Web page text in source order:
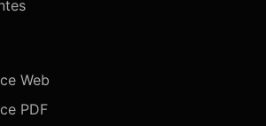
Web
PDF